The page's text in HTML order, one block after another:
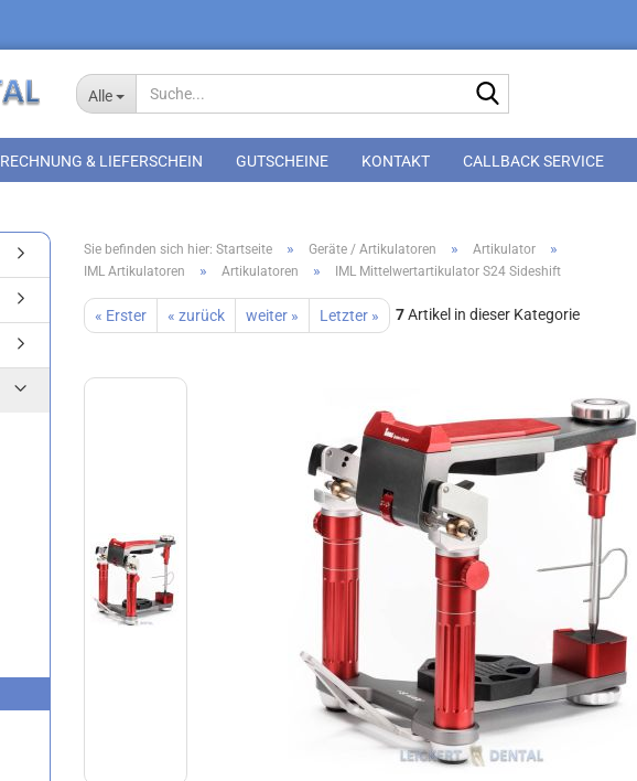
Alle
RECHNUNG & LIEFERSCHEIN GUTSCHEINE KONTAKT CALLBACK SERVICE
Sie befinden sich hier: Startseite » Geräte / Artikulatoren » Artikulator »
IML Artikulatoren » Artikulatoren » IML Mittelwertartikulator S24 Sideshift
« Erster « zurück weiter » Letzter » 7Artikel in dieser Kategorie